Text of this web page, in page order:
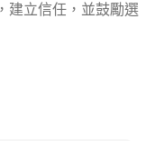
建立信任，並鼓勵選